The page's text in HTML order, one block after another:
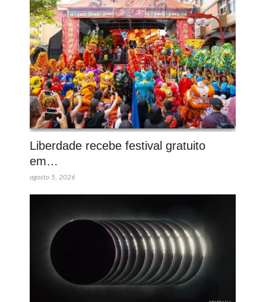
Liberdade recebe festival gratuito
em…
agosto 5, 2026